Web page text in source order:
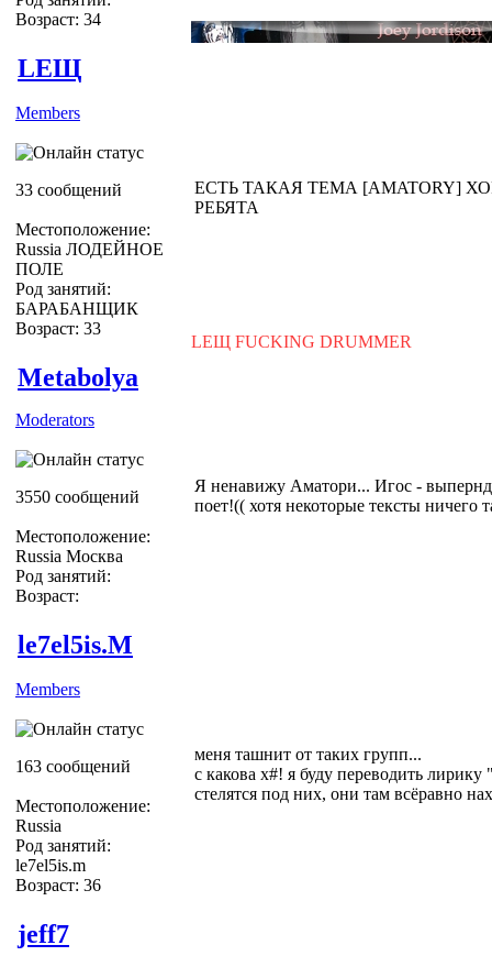
Возраст: 34
LEЩ
Members
33 сообщений
Местоположение:
Russia ЛОДЕЙНОЕ
ПОЛЕ
Род занятий:
БАРАБАНЩИК
Возраст: 33
ЕСТЬ ТАКАЯ ТЕМА [AMATORY]
РЕБЯТА
LEЩ FUCKING DRUMMER
Metabolya
Moderators
3550 сообщений
Местоположение:
Russia Москва
Род занятий:
Возраст:
Я ненавижу Аматори... Игос -
поет!(( хотя некоторые тексты ничего
le7el5is.M
Members
163 сообщений
Местоположение:
Russia
Род занятий:
le7el5is.m
Возраст: 36
меня ташнит от таких групп...
с какова х#! я буду переводить
стелятся под них, они там всёравно
jeff7